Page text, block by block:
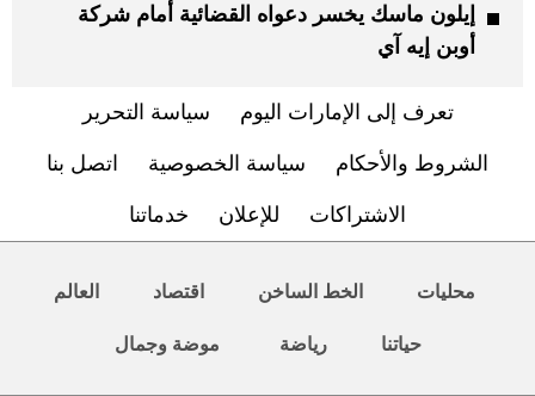
إيلون ماسك يخسر دعواه القضائية أمام شركة
أوبن إيه آي
تعرف إلى الإمارات اليوم سياسة التحرير
الشروط والأحكام سياسة الخصوصية اتصل بنا
الاشتراكات للإعلان خدماتنا
محليات الخط الساخن اقتصاد العالم
حياتنا رياضة موضة وجمال